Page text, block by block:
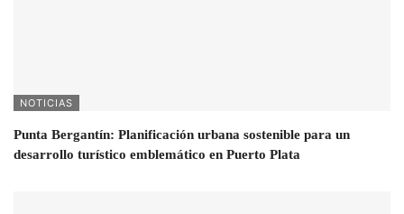
NOTICIAS
Punta Bergantín: Planificación urbana sostenible para un
desarrollo turístico emblemático en Puerto Plata